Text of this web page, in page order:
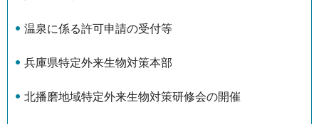
温泉に係る許可申請の受付等
兵庫県特定外来生物対策本部
北播磨地域特定外来生物対策研修会の開催